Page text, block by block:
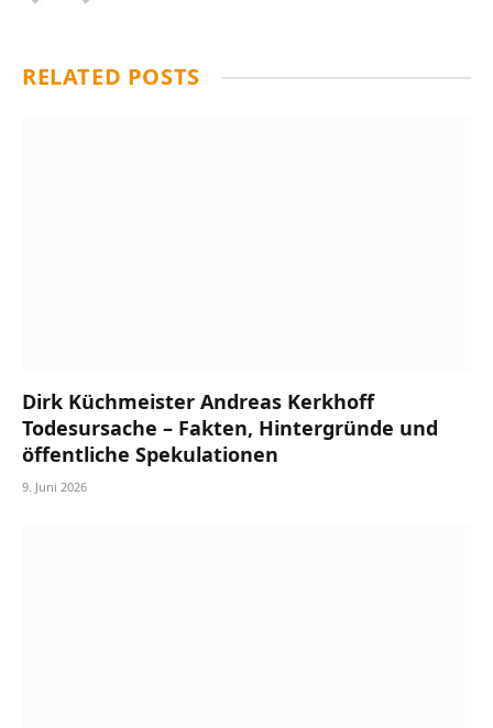
RELATED POSTS
Dirk Küchmeister Andreas Kerkhoff
Todesursache – Fakten, Hintergründe und
öffentliche Spekulationen
9. Juni 2026